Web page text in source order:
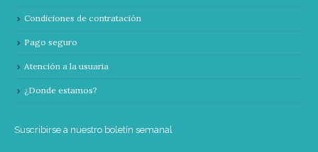
Condiciones de contratación
Pago seguro
Atención a la usuaria
¿Donde estamos?
Suscribirse a nuestro boletín semanal